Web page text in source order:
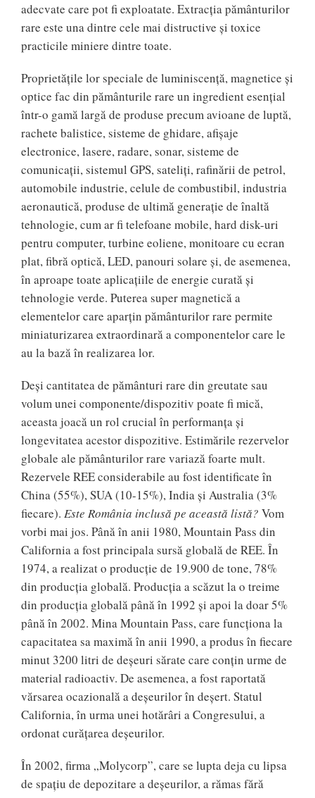
adecvate care pot fi exploatate. Extracţia pământurilor
rare este una dintre cele mai distructive şi toxice
practicile miniere dintre toate.
Proprietăţile lor speciale de luminiscenţă, magnetice şi
optice fac din pământurile rare un ingredient esenţial
într-o gamă largă de produse precum avioane de luptă,
rachete balistice, sisteme de ghidare, afişaje
electronice, lasere, radare, sonar, sisteme de
comunicaţii, sistemul GPS, sateliţi, rafinării de petrol,
automobile industrie, celule de combustibil, industria
aeronautică, produse de ultimă generaţie de înaltă
tehnologie, cum ar fi telefoane mobile, hard disk-uri
pentru computer, turbine eoliene, monitoare cu ecran
plat, fibră optică, LED, panouri solare şi, de asemenea,
în aproape toate aplicaţiile de energie curată şi
tehnologie verde. Puterea super magnetică a
elementelor care aparţin pământurilor rare permite
miniaturizarea extraordinară a componentelor care le
au la bază în realizarea lor.
Deşi cantitatea de pământuri rare din greutate sau
volum unei componente/dispozitiv poate fi mică,
aceasta joacă un rol crucial în performanţa şi
longevitatea acestor dispozitive. Estimările rezervelor
globale ale pământurilor rare variază foarte mult.
Rezervele REE considerabile au fost identificate în
China (55%), SUA (10-15%), India şi Australia (3%
fiecare). Este România inclusă pe această listă? Vom
vorbi mai jos. Până în anii 1980, Mountain Pass din
California a fost principala sursă globală de REE. În
1974, a realizat o producţie de 19.900 de tone, 78%
din producţia globală. Producţia a scăzut la o treime
din producţia globală până în 1992 şi apoi la doar 5%
până în 2002. Mina Mountain Pass, care funcţiona la
capacitatea sa maximă în anii 1990, a produs în fiecare
minut 3200 litri de deşeuri sărate care conţin urme de
material radioactiv. De asemenea, a fost raportată
vărsarea ocazională a deşeurilor în deşert. Statul
California, în urma unei hotărâri a Congresului, a
ordonat curăţarea deşeurilor.
În 2002, firma „Molycorp”, care se lupta deja cu lipsa
de spaţiu de depozitare a deşeurilor, a rămas fără